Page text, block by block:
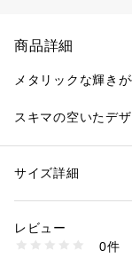
商品詳細
メタリックな輝き
スキマの空いたデ
時代を超えて支持
に、アソビ心とス
性別：メンズ
素材：真ちゅう
商品番号：
979-04840 （ショップ
サイズ詳細
レビュー
0件